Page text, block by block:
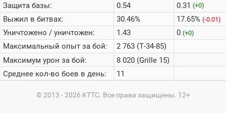
Защита базы:
Выжил в битвах:
Уничтожено / уничтожен:
Максимальный опыт за бой:
Максимум урон за бой:
Среднее кол-во боев в день:
0.54
30.46%
1.43
2 763 (Т-34-85)
8 020 (Grille 15)
11
0.31 (+0)
17.65% (-0.01)
0 (+0)
© 2013 - 2026 KTTC. Все права защищены. 12+